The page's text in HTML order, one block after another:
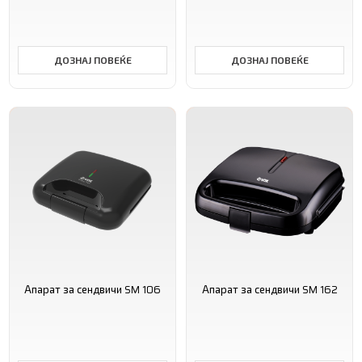
ДОЗНАЈ ПОВЕЌЕ ДОЗНАЈ ПОВЕЌЕ
Апарат за сендвичи SM 106 Апарат за сендвичи SM 162